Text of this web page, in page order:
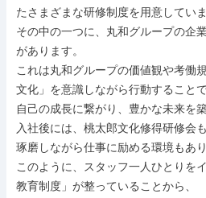
たさまざまな研修制度を用意していま
その中の一つに、丸和グループの企
があります。
これは丸和グループの価値観や考働
文化」を意識しながら行動することで
自己の成長に繋がり、豊かな未来を
入社後には、桃太郎文化修得研修会
琢磨しながら仕事に励める環境もあり
このように、スタッフ一人ひとりを
教育制度」が整っていることから、